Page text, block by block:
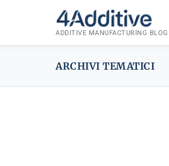
ADDITIVE MANUFACTURING BLOG
ARCHIVI TEMATICI